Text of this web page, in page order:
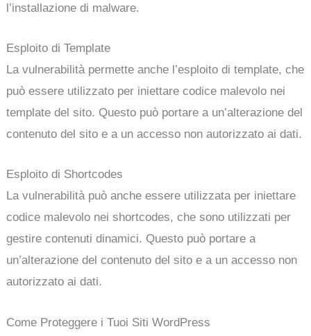
l’installazione di malware.
Esploito di Template
La vulnerabilità permette anche l’esploito di template, che
può essere utilizzato per iniettare codice malevolo nei
template del sito. Questo può portare a un’alterazione del
contenuto del sito e a un accesso non autorizzato ai dati.
Esploito di Shortcodes
La vulnerabilità può anche essere utilizzata per iniettare
codice malevolo nei shortcodes, che sono utilizzati per
gestire contenuti dinamici. Questo può portare a
un’alterazione del contenuto del sito e a un accesso non
autorizzato ai dati.
Come Proteggere i Tuoi Siti WordPress